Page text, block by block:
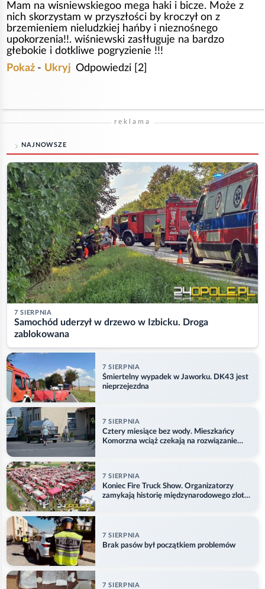
Mam na wisniewskiegoo mega haki i bicze. Może z
nich skorzystam w przyszłości by kroczył on z
brzemieniem nieludzkiej hańby i nieznośnego
upokorzenia!!. wiśniewski zasłługuje na bardzo
głebokie i dotkliwe pogryzienie !!!
Pokaż - Ukryj Odpowiedzi [2]
reklama
NAJNOWSZE
7 SIERPNIA
Samochód uderzył w drzewo w Izbicku. Droga
zablokowana
7 SIERPNIA
Śmiertelny wypadek w Jaworku. DK43 jest
nieprzejezdna
7 SIERPNIA
Cztery miesiące bez wody. Mieszkańcy
Komorzna wciąż czekają na rozwiązanie
7 SIERPNIA
Koniec Fire Truck Show. Organizatorzy
zamykają historię międzynarodowego zlotu
7 SIERPNIA
Brak pasów był początkiem problemów
7 SIERPNIA